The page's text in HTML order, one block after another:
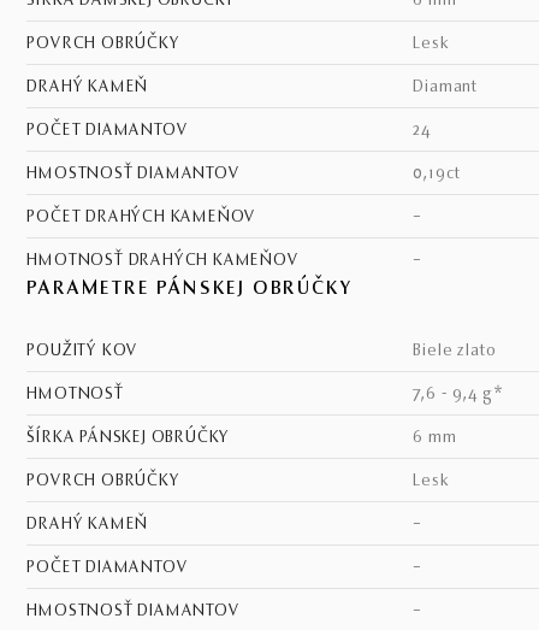
POVRCH OBRÚČKY lesk
DRAHÝ KAMEŇ diamant
POČET DIAMANTOV 24
HMOSTNOSŤ DIAMANTOV 0,19ct
POČET DRAHÝCH KAMEŇOV –
HMOTNOSŤ DRAHÝCH KAMEŇOV –
PARAMETRE PÁNSKEJ OBRÚČKY
POUŽITÝ KOV biele zlato
HMOTNOSŤ 7,6 - 9,4 g*
ŠÍRKA PÁNSKEJ OBRÚČKY 6 mm
POVRCH OBRÚČKY lesk
DRAHÝ KAMEŇ –
POČET DIAMANTOV –
HMOSTNOSŤ DIAMANTOV –